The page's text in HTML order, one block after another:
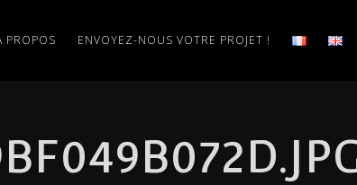
PROPOS ENVOYEZ-NOUS VOTRE PROJET !